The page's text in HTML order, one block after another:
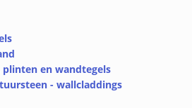
plinten en wandtegels
- wallcladdings